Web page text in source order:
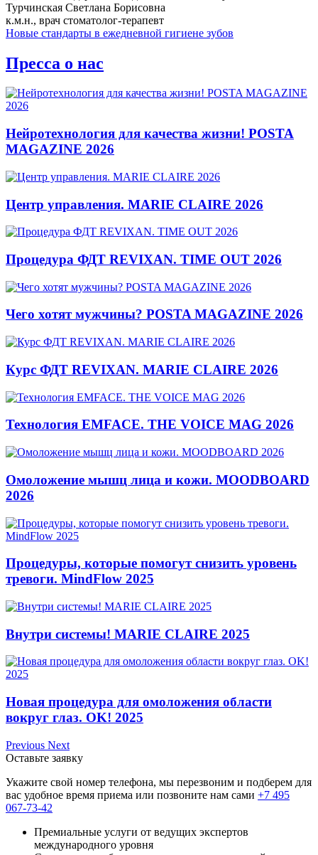
Турчинская Светлана Борисовна
к.м.н., врач стоматолог-терапевт
Новые стандарты в ежедневной гигиене зубов
Пресса о нас
Нейротехнология для качества жизни! POSTA
MAGAZINE 2026
Центр управления. MARIE CLAIRE 2026
Процедура ФДТ REVIXAN. TIME OUT 2026
Чего хотят мужчины? POSTA MAGAZINE 2026
Курс ФДТ REVIXAN. MARIE CLAIRE 2026
Технология EMFACE. THE VOICE MAG 2026
Омоложение мышц лица и кожи. MOODBOARD
2026
Процедуры, которые помогут снизить уровень
тревоги. MindFlow 2025
Внутри системы! MARIE CLAIRE 2025
Новая процедура для омоложения области
вокруг глаз. OK! 2025
Previous Next
Оставьте заявку
Укажите свой номер телефона, мы перезвоним и подберем для
вас удобное время приема или позвоните нам сами +7 495
067-73-42
Премиальные услуги от ведущих экспертов
международного уровня